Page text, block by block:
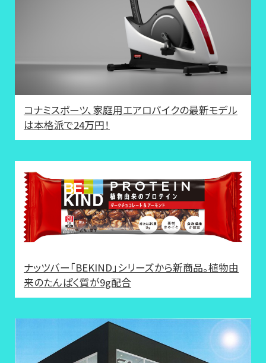
コナミスポーツ、家庭用エアロバイクの最新モデル
は本格派で24万円！
ナッツバー「BEKIND」シリーズから新商品。植物由
来のたんぱく質が9g配合